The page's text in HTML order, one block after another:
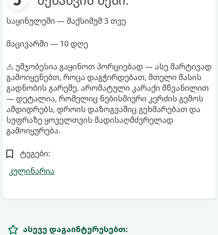
საყინულეში — მაქსიმუმ 3 თვე
მაცივარში — 10 დღე
⚠️ უმჯობესია გაყინოთ პორციებად — ასე მარტივად
გამოიყენებთ, როცა დაგჭირდებათ, მთელი მასის
გადნობის გარეშე. არომატული კარაქი მწვანილით
— დეტალია, რომელიც ნებისმიერი კერძის გემოს
ამდიდრებს, დროის დაზოგვაშიც გეხმარებათ და
სუფრაზე ყოველთვის მადისაღმძვრელად
გამოიყურება.
ტეგები:
კულინარია
ასევე დაგაინტერესებთ: